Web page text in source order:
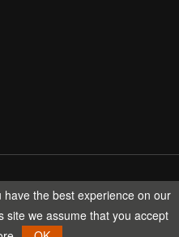
All rights reserved.
the best experience on our
site we assume that you accept